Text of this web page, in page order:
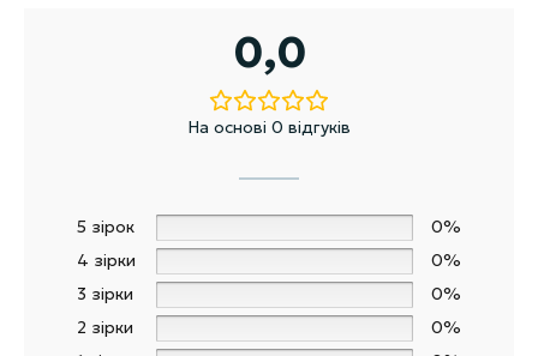
0,0
На основі 0 відгуків
5 зірок
0%
4 зірки
0%
3 зірки
0%
2 зірки
0%